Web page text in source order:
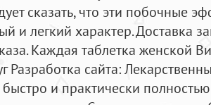
сказать, что эти побочные
и легкий характер. Доставка
Каждая таблетка женской
Разработка сайта:
и практически